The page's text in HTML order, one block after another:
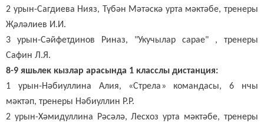
2 урын-Сагдиева Нияз, Түбән Мәтәскә урта мәктәбе, тренеры
Җәләлиев И.И.
3 урын-Сәйфетдинов Риназ, "Укучылар сарае" , тренеры
Сафин Л.Я.
8-9 яшьлек кызлар арасында 1 класслы дистанция:
1 урын-Нәбиуллина Алия, «Стрела» командасы, 6 нчы
мәктәп, тренеры Нәбиуллин Р.Р.
2 урын-Хәмидуллина Рәсәлә, Лесхоз урта мәктәбе, тренеры